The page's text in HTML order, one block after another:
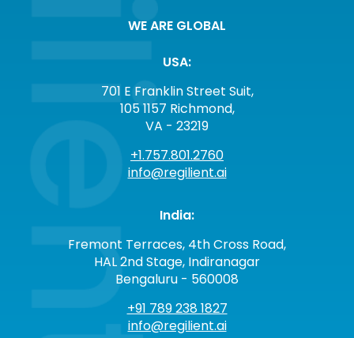
WE ARE GLOBAL
USA:
701 E Franklin Street Suit,
105 1157 Richmond,
VA - 23219
+1.757.801.2760
info@regilient.ai
India:
Fremont Terraces, 4th Cross Road,
HAL 2nd Stage, Indiranagar
Bengaluru - 560008
+91 789 238 1827
info@regilient.ai